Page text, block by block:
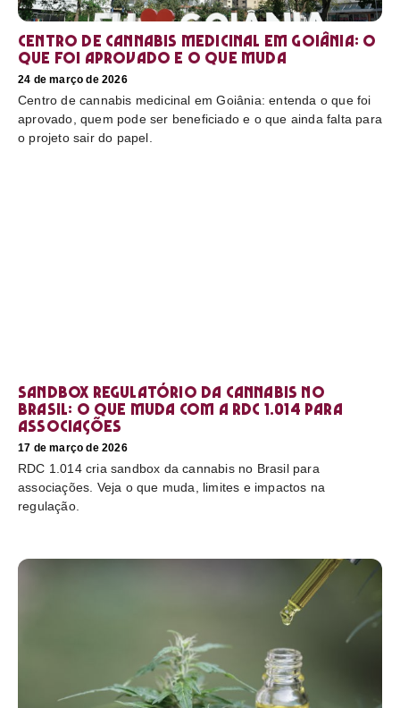
Centro de cannabis medicinal em Goiânia: o
que foi aprovado e o que muda
24 de março de 2026
Centro de cannabis medicinal em Goiânia: entenda o que foi
aprovado, quem pode ser beneficiado e o que ainda falta para
o projeto sair do papel.
Sandbox regulatório da cannabis no
Brasil: o que muda com a RDC 1.014 para
associações
17 de março de 2026
RDC 1.014 cria sandbox da cannabis no Brasil para
associações. Veja o que muda, limites e impactos na
regulação.